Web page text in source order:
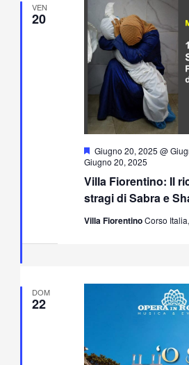
VEN
20
Villa Fiorentino: Il
stragi di Sabra e
Segnalati
Giugno 20, 2025 @
Giugno 20, 2025
Villa FiorentinoCorso
DOM
22